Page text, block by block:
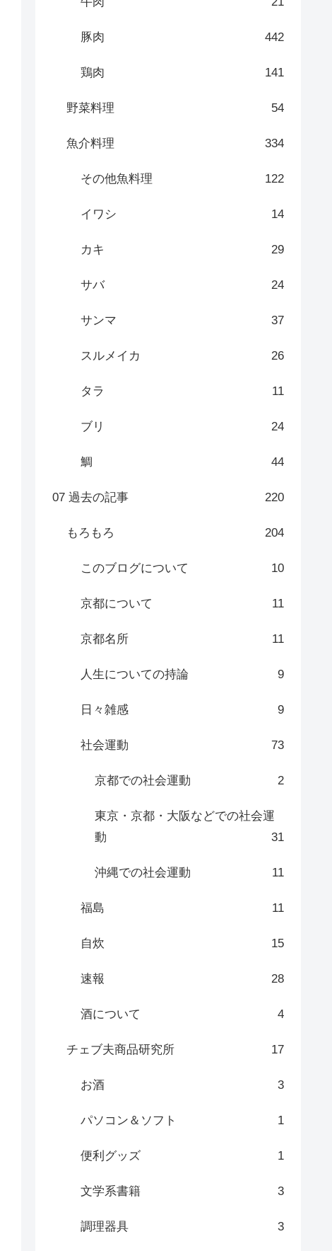
豚肉 442
鶏肉 141
野菜料理 54
魚介料理 334
その他魚料理 122
イワシ 14
カキ 29
サバ 24
サンマ 37
スルメイカ 26
タラ 11
ブリ 24
鯛 44
07 過去の記事 220
もろもろ 204
このブログについて 10
京都について 11
京都名所 11
人生についての持論 9
日々雑感 9
社会運動 73
京都での社会運動 2
東京・京都・大阪などでの社会運
動
31
沖縄での社会運動 11
福島 11
自炊 15
速報 28
酒について 4
チェブ夫商品研究所 17
お酒 3
パソコン＆ソフト 1
便利グッズ 1
文学系書籍 3
調理器具 3